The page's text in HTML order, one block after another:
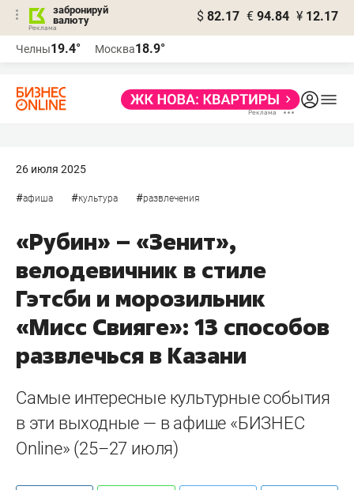
забронируй
валюту
$ 82.17 € 94.84 ¥ 12.17
Челны19.4° Москва18.9°
26 июля 2025
#афиша #культура #развлечения
«Рубин» – «Зенит»,
велодевичник в стиле
Гэтсби и морозильник
«Мисс Свияге»: 13 способов
развлечься в Казани
Самые интересные культурные события
в эти выходные — в афише «БИЗНЕС
Online» (25–27 июля)